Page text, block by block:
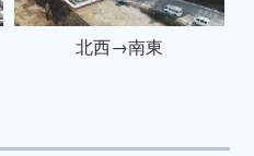
北西→南東